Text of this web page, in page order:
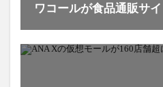
ワコールが食品通販サ